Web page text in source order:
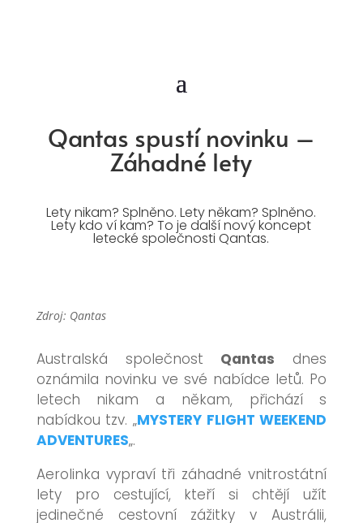
Qantas spustí novinku –
Záhadné lety
Lety nikam? Splněno. Lety někam? Splněno.
Lety kdo ví kam? To je další nový koncept
letecké společnosti Qantas.
Zdroj: Qantas
Australská společnost Qantas dnes
oznámila novinku ve své nabídce letů. Po
letech nikam a někam, přichází s
nabídkou tzv. „MYSTERY FLIGHT WEEKEND
ADVENTURES„.
Aerolinka vypraví tři záhadné vnitrostátní
lety pro cestující, kteří si chtějí užít
jedinečné cestovní zážitky v Austrálii,